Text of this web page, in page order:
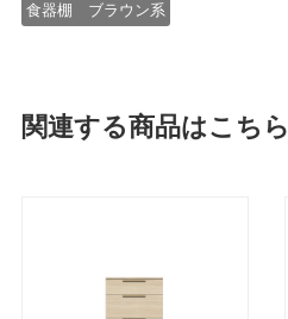
食器棚 ブラウン系
関連する商品はこちら